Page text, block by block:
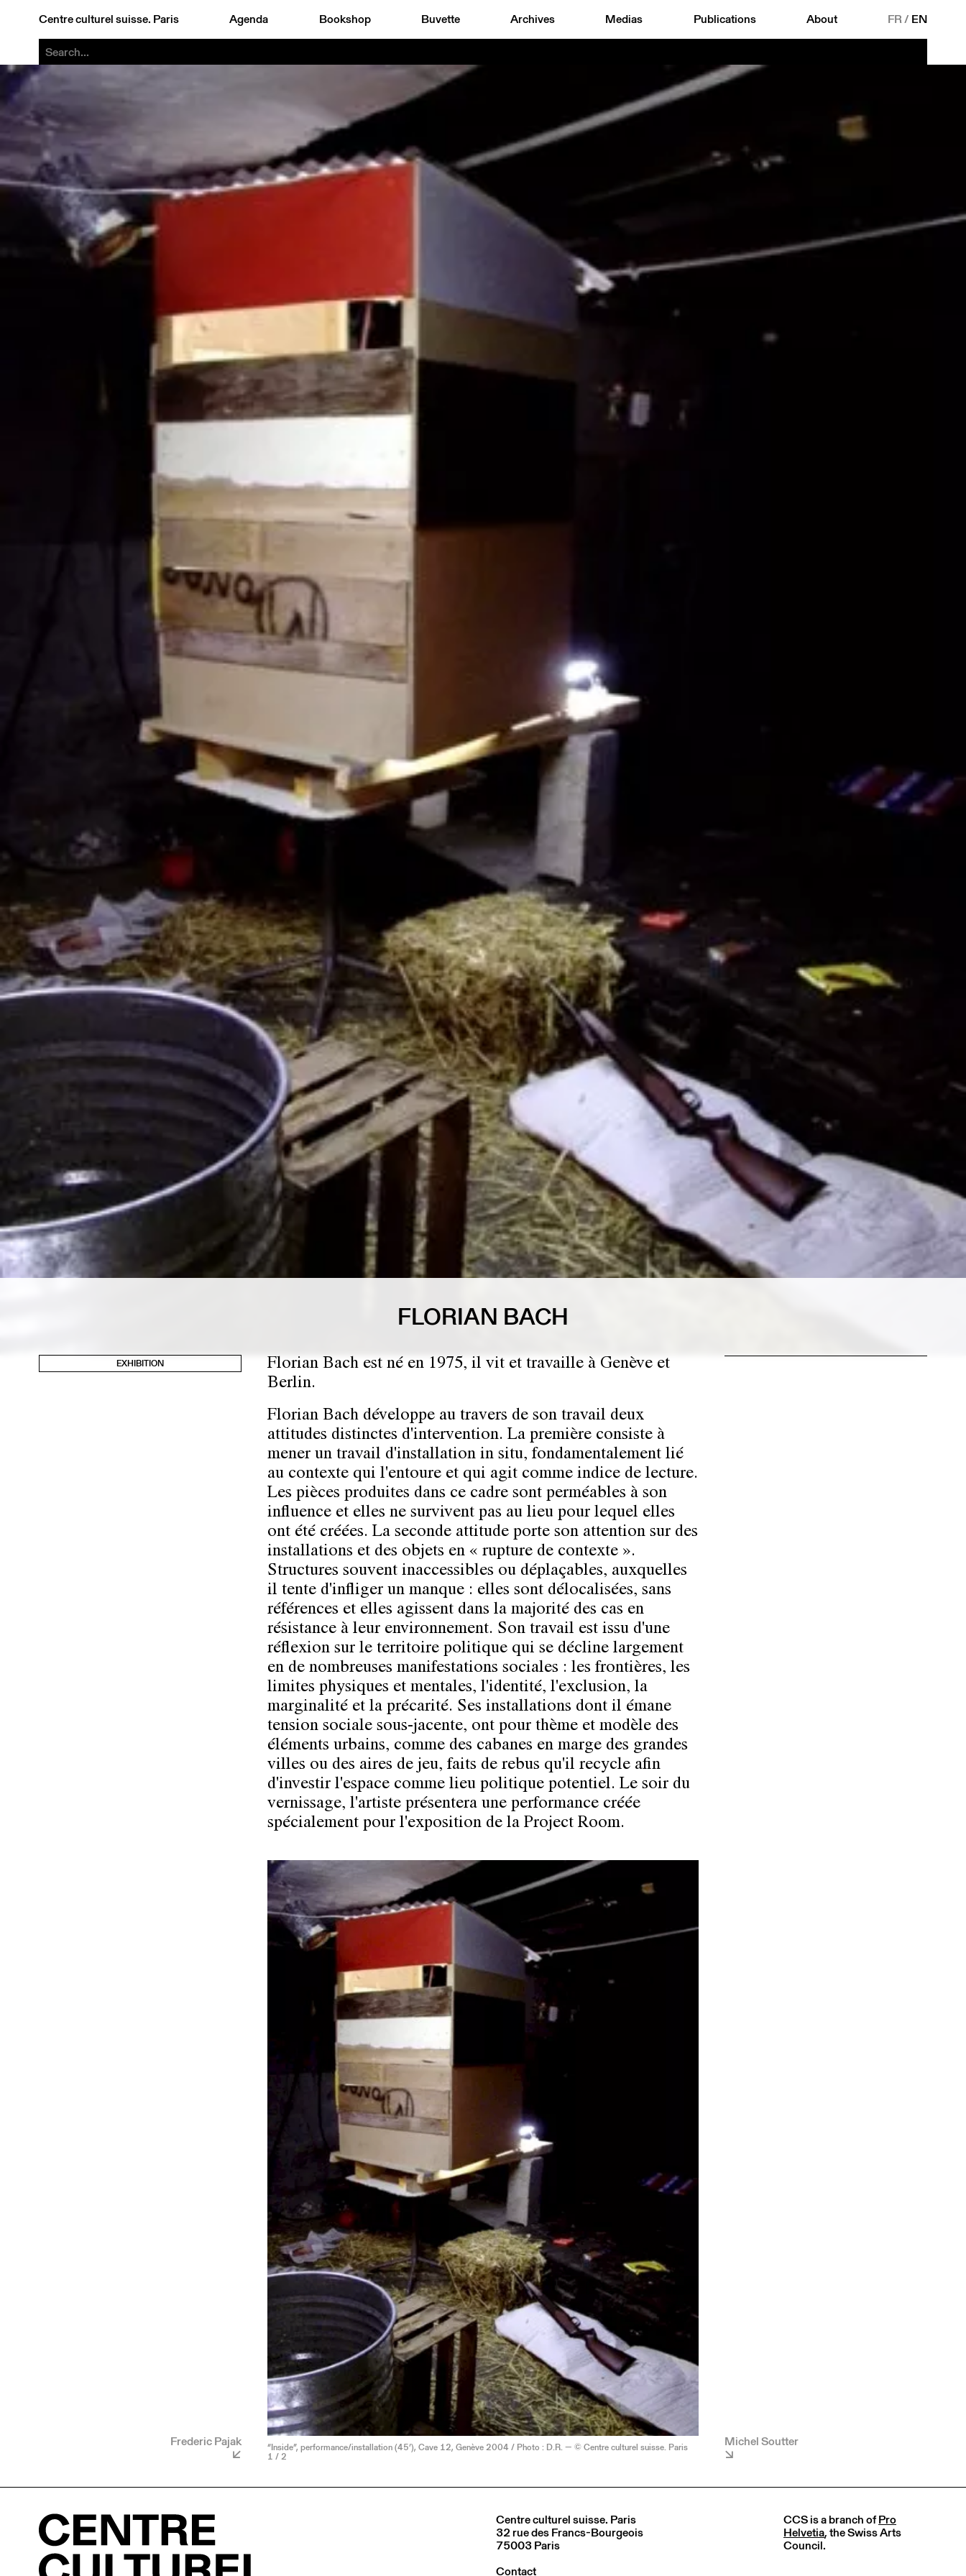
Centre culturel suisse. Paris Agenda Bookshop Buvette Archives Medias Publications About FR/ EN
FLORIAN BACH
EXHIBITION
Frederic Pajak
Florian Bach est né en 1975, il vit et travaille à Genève et
Berlin.
Florian Bach développe au travers de son travail deux
attitudes distinctes d'intervention. La première consiste à
mener un travail d'installation in situ, fondamentalement lié
au contexte qui l'entoure et qui agit comme indice de lecture.
Les pièces produites dans ce cadre sont perméables à son
influence et elles ne survivent pas au lieu pour lequel elles
ont été créées. La seconde attitude porte son attention sur des
installations et des objets en « rupture de contexte ».
Structures souvent inaccessibles ou déplaçables, auxquelles
il tente d'infliger un manque : elles sont délocalisées, sans
références et elles agissent dans la majorité des cas en
résistance à leur environnement. Son travail est issu d'une
réflexion sur le territoire politique qui se décline largement
en de nombreuses manifestations sociales : les frontières, les
limites physiques et mentales, l'identité, l'exclusion, la
marginalité et la précarité. Ses installations dont il émane
tension sociale sous-jacente, ont pour thème et modèle des
éléments urbains, comme des cabanes en marge des grandes
villes ou des aires de jeu, faits de rebus qu'il recycle afin
d'investir l'espace comme lieu politique potentiel. Le soir du
vernissage, l'artiste présentera une performance créée
spécialement pour l'exposition de la Project Room.
“Inside”, performance/installation (45’), Cave 12, Genève 2004 / Photo : D.R. — © Centre culturel suisse. Paris
1 / 2
Michel Soutter
Centre culturel suisse. Paris
32 rue des Francs-Bourgeois
75003 Paris
Contact
CCS is a branch ofPro
Helvetia, the Swiss Arts
Council.